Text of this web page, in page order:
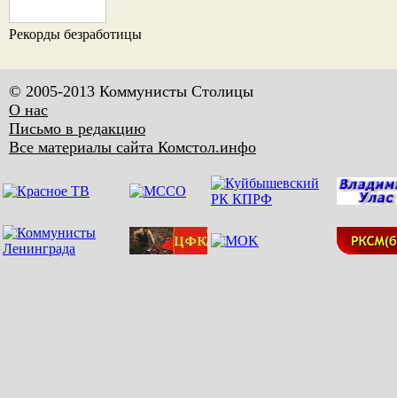
Рекорды безработицы
© 2005-2013 Коммунисты Столицы
О нас
Письмо в редакцию
Все материалы сайта Комстол.инфо